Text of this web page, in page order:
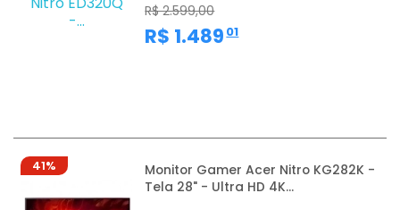
R$ 2.599,00
R$ 1.489 ,01
41%
Monitor Gamer Acer Nitro KG282K -
Tela 28" - Ultra HD 4K...